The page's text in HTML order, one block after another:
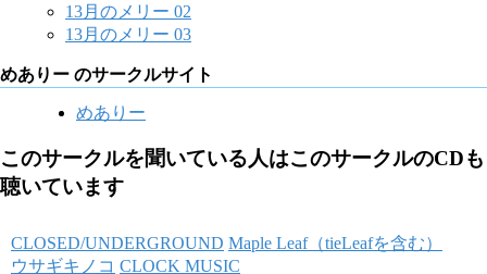
13月のメリー 02
13月のメリー 03
めありー のサークルサイト
めありー
このサークルを聞いている人はこのサークルのCDも
聴いています
CLOSED/UNDERGROUND Maple Leaf（tieLeafを含む）
ウサギキノコ CLOCK MUSIC